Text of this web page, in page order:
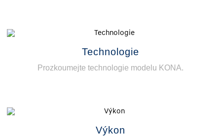
Technologie
Prozkoumejte technologie modelu KONA.
Výkon